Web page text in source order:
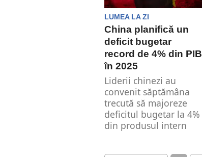
LUMEA LA ZI
China planifică un
deficit bugetar
record de 4% din PIB
în 2025
Liderii chinezi au
convenit săptămâna
trecută să majoreze
deficitul bugetar la 4%
din produsul intern